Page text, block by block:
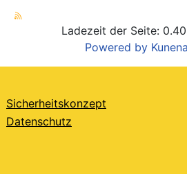
Ladezeit der Seite:
Powered by
Sicherheitskonzept
Datenschutz